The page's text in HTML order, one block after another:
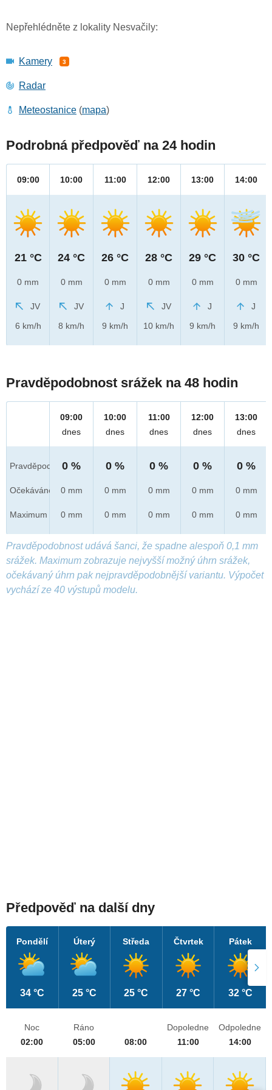
Nepřehlédněte z lokality Nesvačily:
Kamery 3
Radar
Meteostanice (mapa)
Podrobná předpověď na 24 hodin
09:00
21 °C
0 mm
JV
6 km/h
10:00
24 °C
0 mm
JV
8 km/h
11:00
26 °C
0 mm
J
9 km/h
12:00
28 °C
0 mm
JV
10 km/h
13:00
29 °C
0 mm
J
9 km/h
14:00
30 °C
0 mm
J
9 km/h
Pravděpodobnost srážek na 48 hodin
Pravděpod.
Očekáváno
Maximum
09:00
dnes
0 %
0 mm
0 mm
10:00
dnes
0 %
0 mm
0 mm
11:00
dnes
0 %
0 mm
0 mm
12:00
dnes
0 %
0 mm
0 mm
13:00
dnes
0 %
0 mm
0 mm
Pravděpodobnost udává šanci, že spadne alespoň 0,1 mm
srážek. Maximum zobrazuje nejvyšší možný úhrn srážek,
očekávaný úhrn pak nejpravděpodobnější variantu. Výpočet
vychází ze 40 výstupů modelu.
Předpověď na další dny
Pondělí
34 °C
Úterý
25 °C
Středa
25 °C
Čtvrtek
27 °C
Pátek
32 °C
Noc
02:00
Ráno
05:00
08:00
Dopoledne
11:00
Odpoledne
14:00